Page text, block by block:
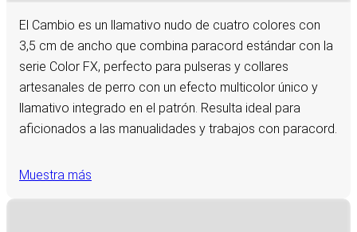
El Cambio es un llamativo nudo de cuatro colores con
3,5 cm de ancho que combina paracord estándar con la
serie Color FX, perfecto para pulseras y collares
artesanales de perro con un efecto multicolor único y
llamativo integrado en el patrón. Resulta ideal para
aficionados a las manualidades y trabajos con paracord.
Muestra más